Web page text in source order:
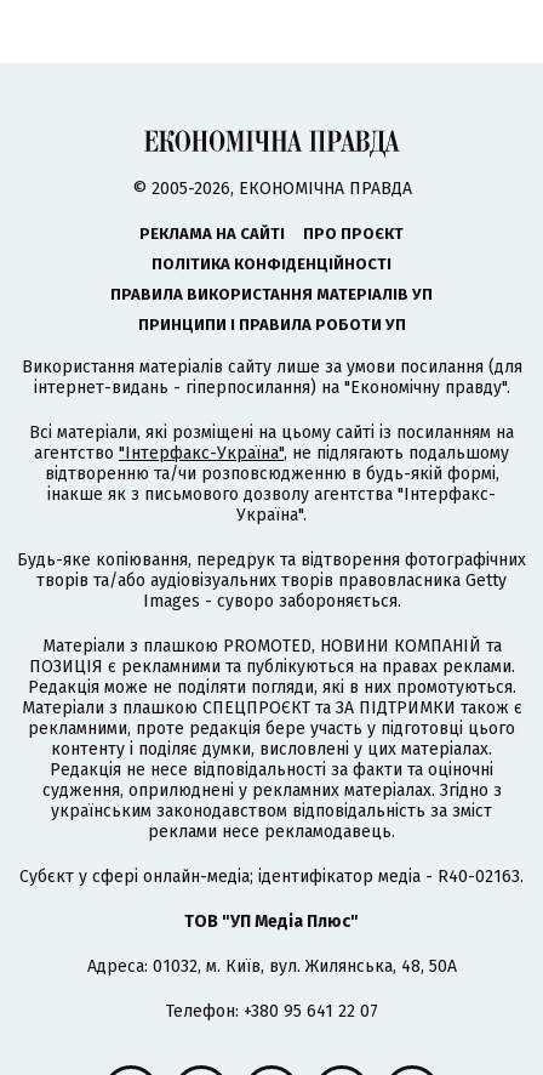
© 2005-2026, ЕКОНОМІЧНА ПРАВДА
РЕКЛАМА НА САЙТІ
ПРО ПРОЄКТ
ПОЛІТИКА КОНФІДЕНЦІЙНОСТІ
ПРАВИЛА ВИКОРИСТАННЯ МАТЕРІАЛІВ УП
ПРИНЦИПИ І ПРАВИЛА РОБОТИ УП
Використання матеріалів сайту лише за умови посилання (для
інтернет-видань - гіперпосилання) на "Економічну правду".
Всі матеріали, які розміщені на цьому сайті із посиланням на
агентство "Інтерфакс-Україна", не підлягають подальшому
відтворенню та/чи розповсюдженню в будь-якій формі,
інакше як з письмового дозволу агентства "Інтерфакс-
Україна".
Будь-яке копіювання, передрук та відтворення фотографічних
творів та/або аудіовізуальних творів правовласника Getty
Images - суворо забороняється.
Матеріали з плашкою PROMOTED, НОВИНИ КОМПАНІЙ та
ПОЗИЦІЯ є рекламними та публікуються на правах реклами.
Редакція може не поділяти погляди, які в них промотуються.
Матеріали з плашкою СПЕЦПРОЄКТ та ЗА ПІДТРИМКИ також є
рекламними, проте редакція бере участь у підготовці цього
контенту і поділяє думки, висловлені у цих матеріалах.
Редакція не несе відповідальності за факти та оціночні
судження, оприлюднені у рекламних матеріалах. Згідно з
українським законодавством відповідальність за зміст
реклами несе рекламодавець.
Cубєкт у сфері онлайн-медіа; ідентифікатор медіа - R40-02163.
ТОВ "УП Медіа Плюс"
Адреса: 01032, м. Київ, вул. Жилянська, 48, 50А
Телефон: +380 95 641 22 07